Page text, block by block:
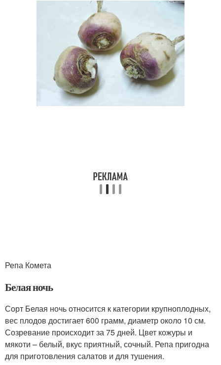
Репа Комета
Белая ночь
Сорт Белая ночь относится к категории крупноплодных,
вес плодов достигает 600 грамм, диаметр около 10 см.
Созревание происходит за 75 дней. Цвет кожуры и
мякоти – белый, вкус приятный, сочный. Репа пригодна
для приготовления салатов и для тушения.